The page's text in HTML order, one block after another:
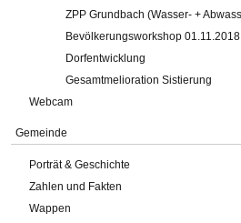
ZPP Grundbach (Wasser- +
Bevölkerungsworkshop 01.11.2018
Dorfentwicklung
Gesamtmelioration Sistierung
Webcam
Gemeinde
Porträt & Geschichte
Zahlen und Fakten
Wappen